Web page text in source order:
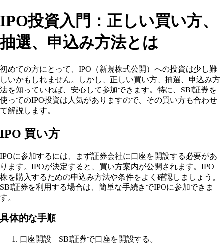
IPO投資入門：正しい買い方、
抽選、申込み方法とは
初めての方にとって、IPO（新規株式公開）への投資は少し難
しいかもしれません。しかし、正しい買い方、抽選、申込み方
法を知っていれば、安心して参加できます。特に、SBI証券を
使ってのIPO投資は人気がありますので、その買い方も合わせ
て解説します。
IPO 買い方
IPOに参加するには、まず証券会社に口座を開設する必要があ
ります。IPOが決定すると、買い方案内が公開されます。IPO
株を購入するための申込み方法や条件をよく確認しましょう。
SBI証券を利用する場合は、簡単な手続きでIPOに参加できま
す。
具体的な手順
口座開設：SBI証券で口座を開設する。